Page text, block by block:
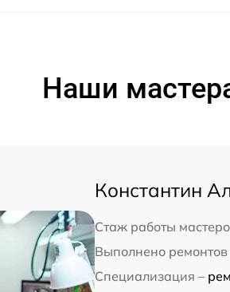
Наши
Константин
Стаж работы
Выполнено ремонтов
Специализация –